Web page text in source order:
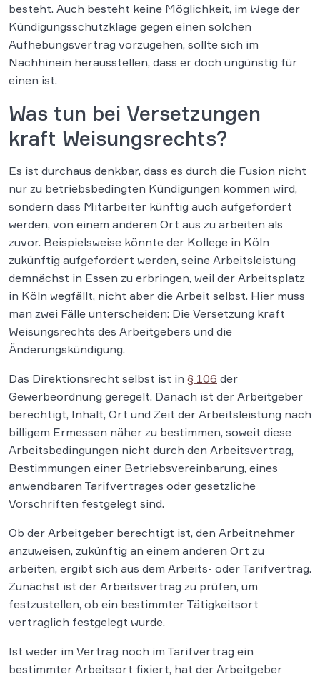
besteht. Auch besteht keine Möglichkeit, im Wege der
Kündigungsschutzklage gegen einen solchen
Aufhebungsvertrag vorzugehen, sollte sich im
Nachhinein herausstellen, dass er doch ungünstig für
einen ist.
Was tun bei Versetzungen
kraft Weisungsrechts?
Es ist durchaus denkbar, dass es durch die Fusion nicht
nur zu betriebsbedingten Kündigungen kommen wird,
sondern dass Mitarbeiter künftig auch aufgefordert
werden, von einem anderen Ort aus zu arbeiten als
zuvor. Beispielsweise könnte der Kollege in Köln
zukünftig aufgefordert werden, seine Arbeitsleistung
demnächst in Essen zu erbringen, weil der Arbeitsplatz
in Köln wegfällt, nicht aber die Arbeit selbst. Hier muss
man zwei Fälle unterscheiden: Die Versetzung kraft
Weisungsrechts des Arbeitgebers und die
Änderungskündigung.
Das Direktionsrecht selbst ist in § 106 der
Gewerbeordnung geregelt. Danach ist der Arbeitgeber
berechtigt, Inhalt, Ort und Zeit der Arbeitsleistung nach
billigem Ermessen näher zu bestimmen, soweit diese
Arbeitsbedingungen nicht durch den Arbeitsvertrag,
Bestimmungen einer Betriebsvereinbarung, eines
anwendbaren Tarifvertrages oder gesetzliche
Vorschriften festgelegt sind.
Ob der Arbeitgeber berechtigt ist, den Arbeitnehmer
anzuweisen, zukünftig an einem anderen Ort zu
arbeiten, ergibt sich aus dem Arbeits- oder Tarifvertrag.
Zunächst ist der Arbeitsvertrag zu prüfen, um
festzustellen, ob ein bestimmter Tätigkeitsort
vertraglich festgelegt wurde.
Ist weder im Vertrag noch im Tarifvertrag ein
bestimmter Arbeitsort fixiert, hat der Arbeitgeber